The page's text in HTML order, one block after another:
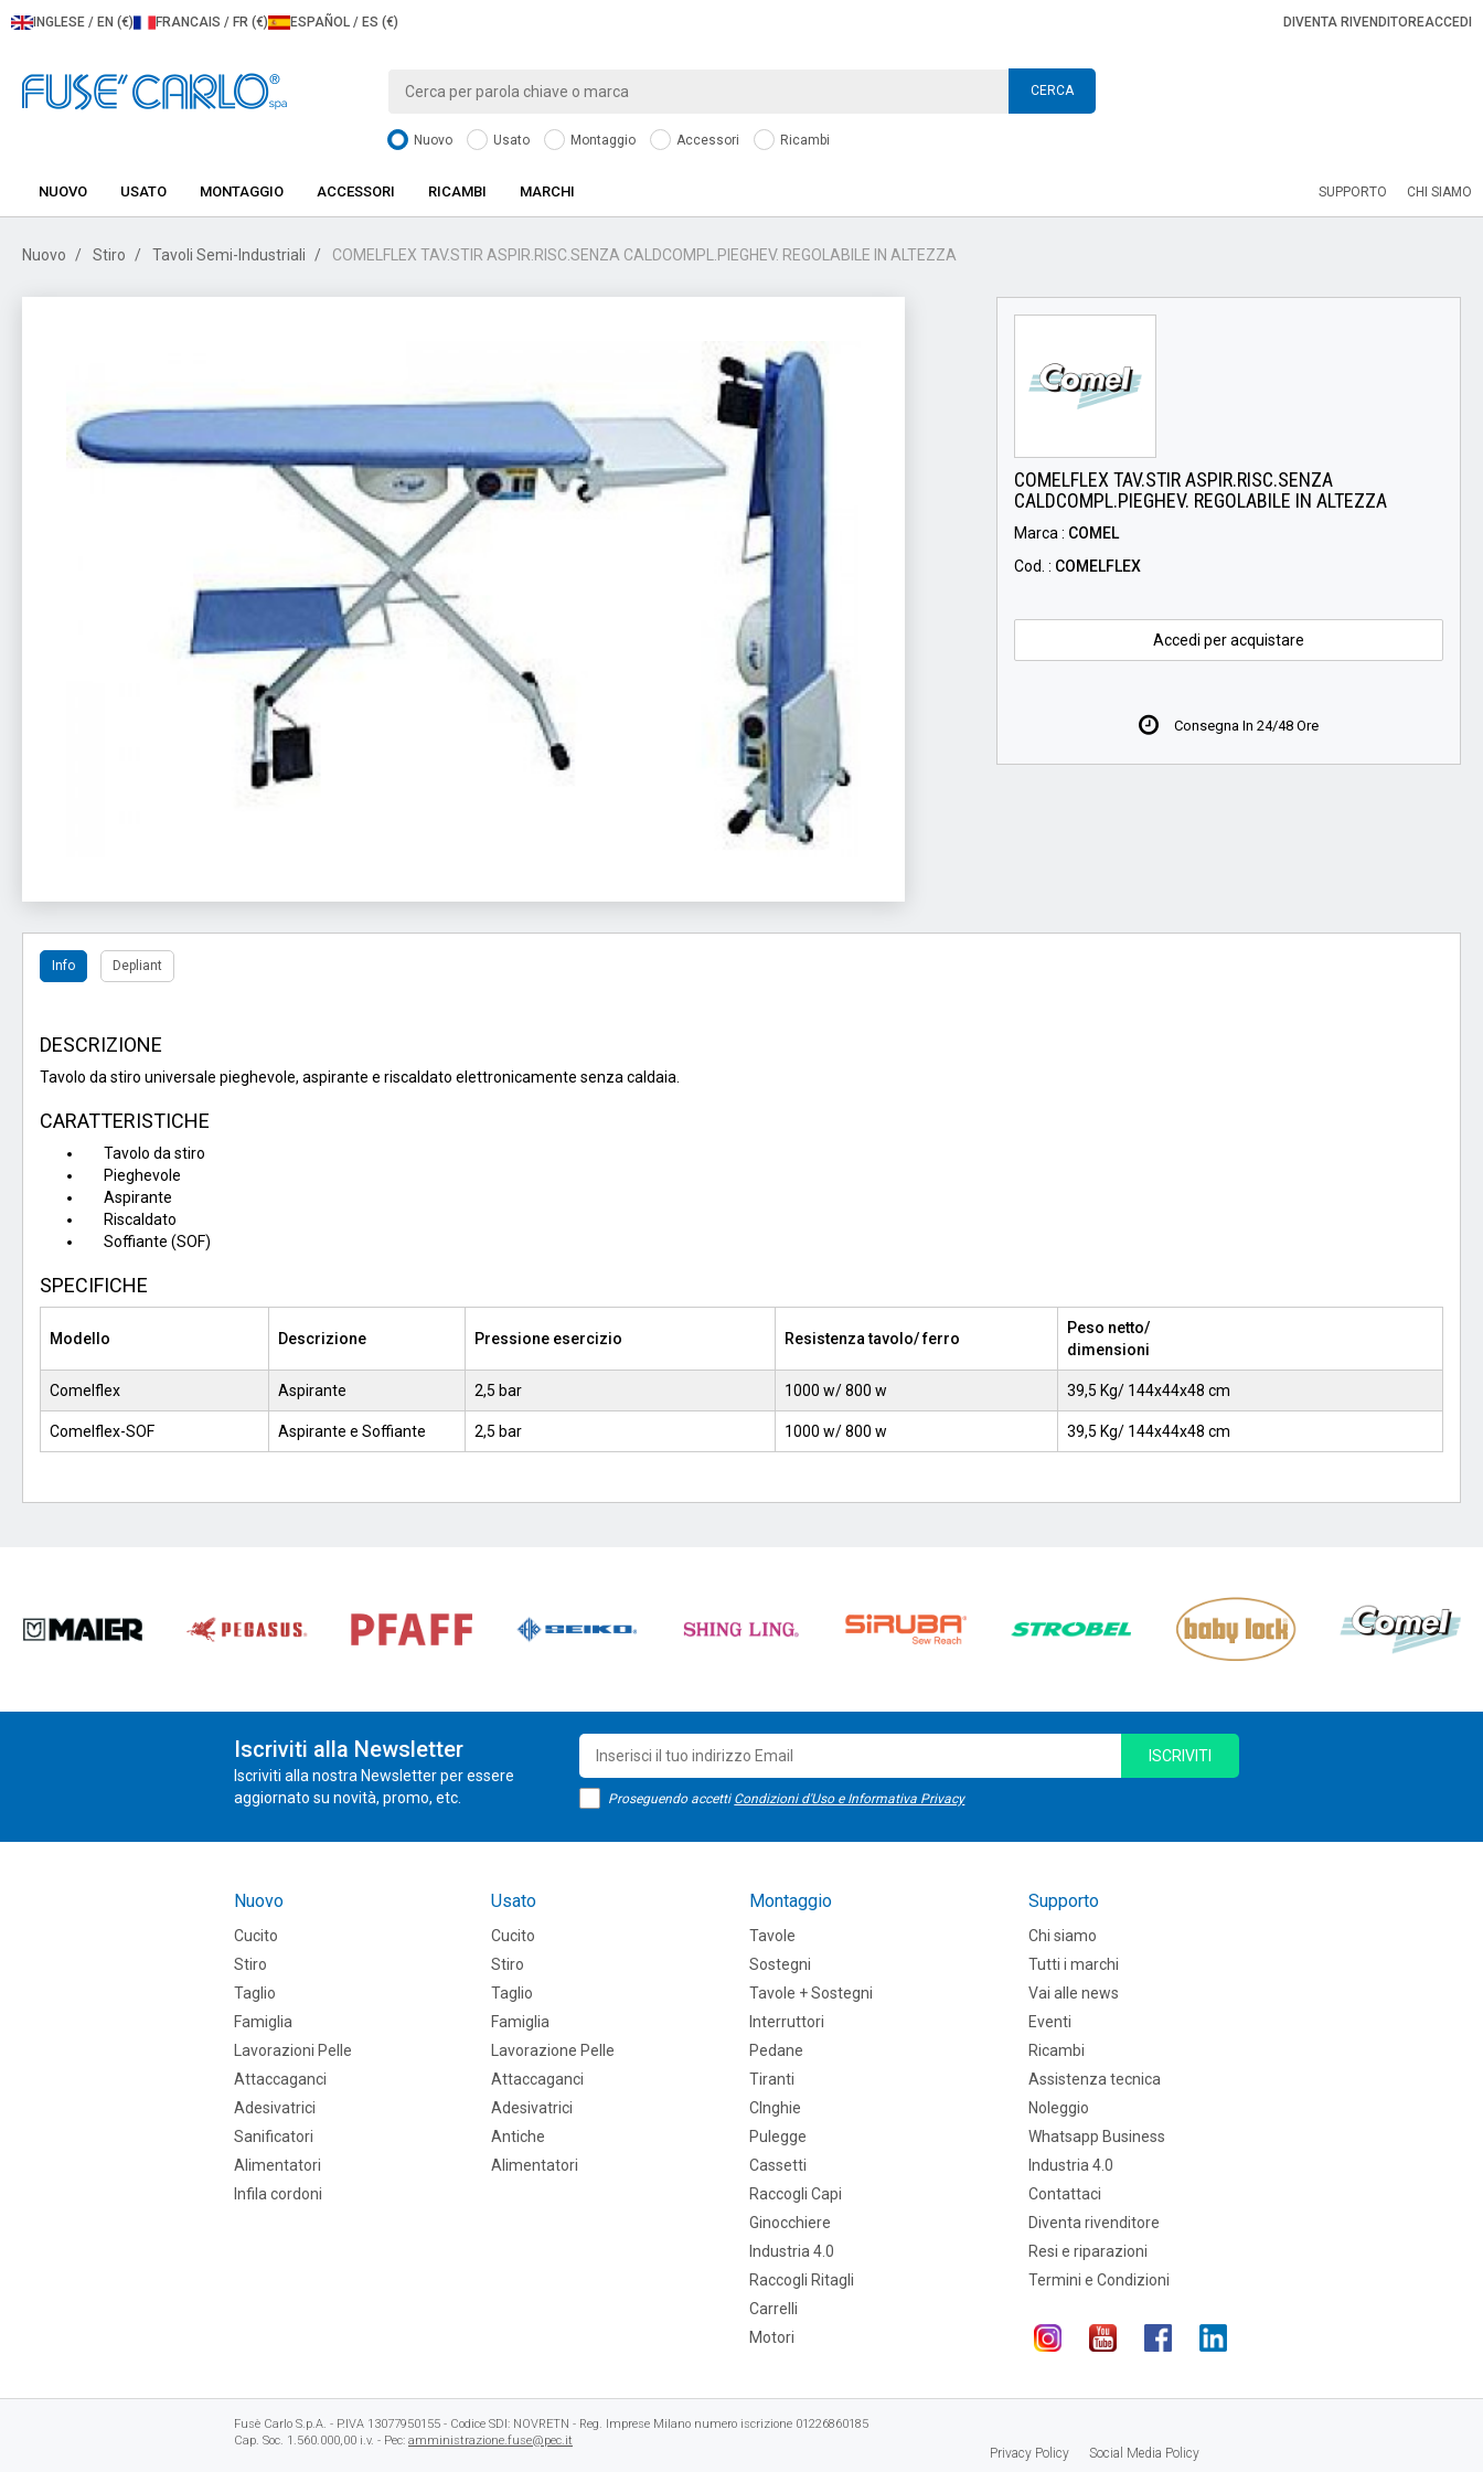
INGLESE / EN (€) FRANCAIS / FR (€) ESPAÑOL / ES (€) DIVENTA RIVENDITOREACCEDI
CERCA
Nuovo Usato Montaggio Accessori Ricambi
NUOVO USATO MONTAGGIO ACCESSORI RICAMBI MARCHI SUPPORTO CHI SIAMO
Nuovo Stiro Tavoli Semi-Industriali COMELFLEX TAV.STIR ASPIR.RISC.SENZA CALDCOMPL.PIEGHEV. REGOLABILE IN ALTEZZA
COMELFLEX TAV.STIR ASPIR.RISC.SENZA
CALDCOMPL.PIEGHEV. REGOLABILE IN ALTEZZA
Marca : COMEL
Cod. : COMELFLEX
Accedi per acquistare
Consegna In 24/48 Ore
Info Depliant
DESCRIZIONE
Tavolo da stiro universale pieghevole, aspirante e riscaldato elettronicamente senza caldaia.
CARATTERISTICHE
Tavolo da stiro
Pieghevole
Aspirante
Riscaldato
Soffiante (SOF)
SPECIFICHE
Modello Descrizione Pressione esercizio Resistenza tavolo/ ferro
Peso netto/
dimensioni
Comelflex Aspirante 2,5 bar 1000 w/ 800 w 39,5 Kg/ 144x44x48 cm
Comelflex-SOF Aspirante e Soffiante 2,5 bar 1000 w/ 800 w 39,5 Kg/ 144x44x48 cm
Iscriviti alla Newsletter
Iscriviti alla nostra Newsletter per essere
aggiornato su novità, promo, etc.
Proseguendo accetti Condizioni d'Uso e Informativa Privacy
ISCRIVITI
Nuovo
Cucito
Stiro
Taglio
Famiglia
Lavorazioni Pelle
Attaccaganci
Adesivatrici
Sanificatori
Alimentatori
Infila cordoni
Usato
Cucito
Stiro
Taglio
Famiglia
Lavorazione Pelle
Attaccaganci
Adesivatrici
Antiche
Alimentatori
Montaggio
Tavole
Sostegni
Tavole + Sostegni
Interruttori
Pedane
Tiranti
CInghie
Pulegge
Cassetti
Raccogli Capi
Ginocchiere
Industria 4.0
Raccogli Ritagli
Carrelli
Motori
Supporto
Chi siamo
Tutti i marchi
Vai alle news
Eventi
Ricambi
Assistenza tecnica
Noleggio
Whatsapp Business
Industria 4.0
Contattaci
Diventa rivenditore
Resi e riparazioni
Termini e Condizioni
Fusè Carlo S.p.A. - P.IVA 13077950155 - Codice SDI: NOVRETN - Reg. Imprese Milano numero iscrizione 01226860185
Cap. Soc. 1.560.000,00 i.v. - Pec: amministrazione.fuse@pec.it
Privacy Policy Social Media Policy